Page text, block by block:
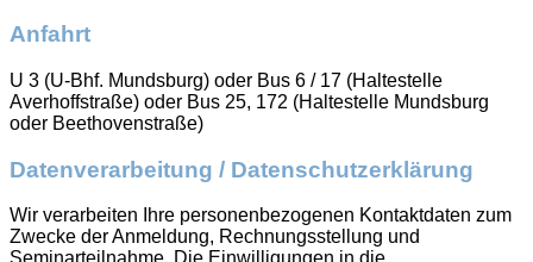
Anfahrt
U 3 (U-Bhf. Mundsburg) oder Bus 6 / 17 (Haltestelle
Averhoffstraße) oder Bus 25, 172 (Haltestelle Mundsburg
oder Beethovenstraße)
Datenverarbeitung / Datenschutzerklärung
Wir verarbeiten Ihre personenbezogenen Kontaktdaten zum
Zwecke der Anmeldung, Rechnungsstellung und